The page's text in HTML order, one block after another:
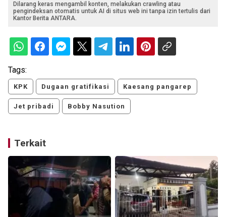
Dilarang keras mengambil konten, melakukan crawling atau
pengindeksan otomatis untuk AI di situs web ini tanpa izin tertulis dari
Kantor Berita ANTARA.
Tags:
KPK Dugaan gratifikasi Kaesang pangarep
Jet pribadi Bobby Nasution
Terkait